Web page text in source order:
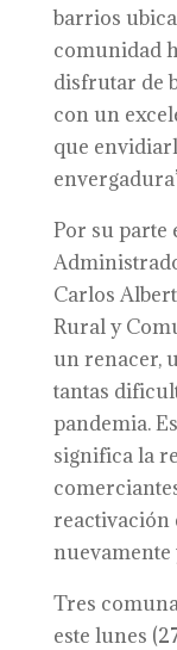
barrios
comunidad
disfrutar de
con un
que
Por su parte
Carlos
Rural y
un renacer,
tantas
pandemia.
significa la
reactivación
nuevamente
Tres
este lunes